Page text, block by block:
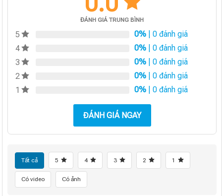
ĐÁNH GIÁ TRUNG BÌNH
5 0% | 0 đánh giá
4
0% | 0 đánh giá
3
0% | 0 đánh giá
2
0% | 0 đánh giá
1
0% | 0 đánh giá
ĐÁNH GIÁ NGAY
Tất cả 5 4 3 2 1
Có video Có ảnh